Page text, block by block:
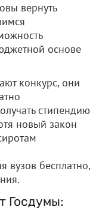
вернуть
основе
конкурс, они
стипендию
новый закон
вузов бесплатно,
Госдумы: